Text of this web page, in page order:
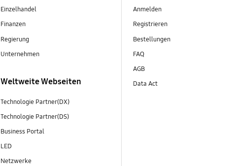
Einzelhandel
Finanzen
Regierung
Unternehmen
Weltweite Webseiten
Technologie Partner(DX)
Technologie Partner(DS)
Business Portal
LED
Netzwerke
Anmelden
Registrieren
Bestellungen
FAQ
AGB
Data Act